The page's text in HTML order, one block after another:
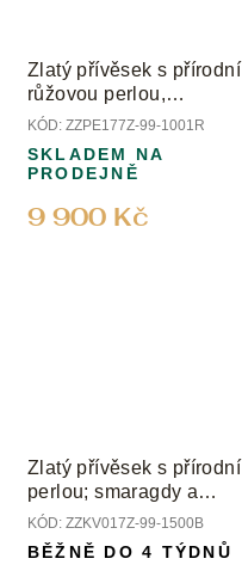
Zlatý přívěsek s přírodní
růžovou perlou,
mandarinem a diamanty
KÓD: ZZPE177Z-99-1001R
9 900 Kč
SKLADEM NA
PRODEJNĚ
Zlatý přívěsek s přírodní
perlou; smaragdy a
diamanty
KÓD: ZZKV017Z-99-1500B
BĚŽNĚ DO 4 TÝDNŮ